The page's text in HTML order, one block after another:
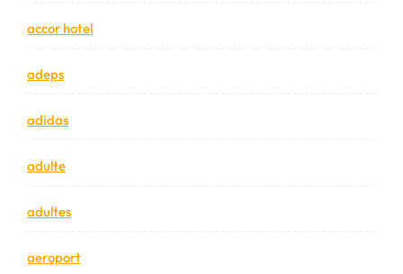
accor hotel
adeps
adidas
adulte
adultes
aeroport